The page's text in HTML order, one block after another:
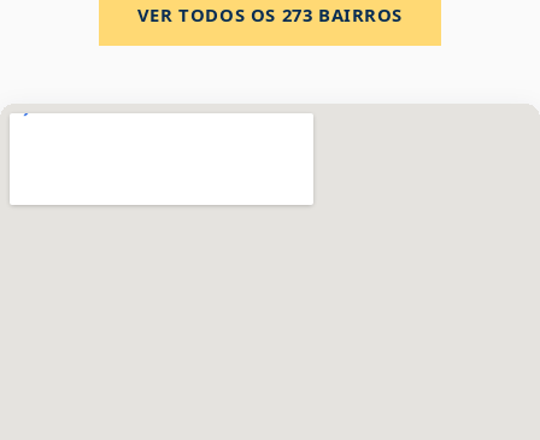
VER TODOS OS 273 BAIRROS